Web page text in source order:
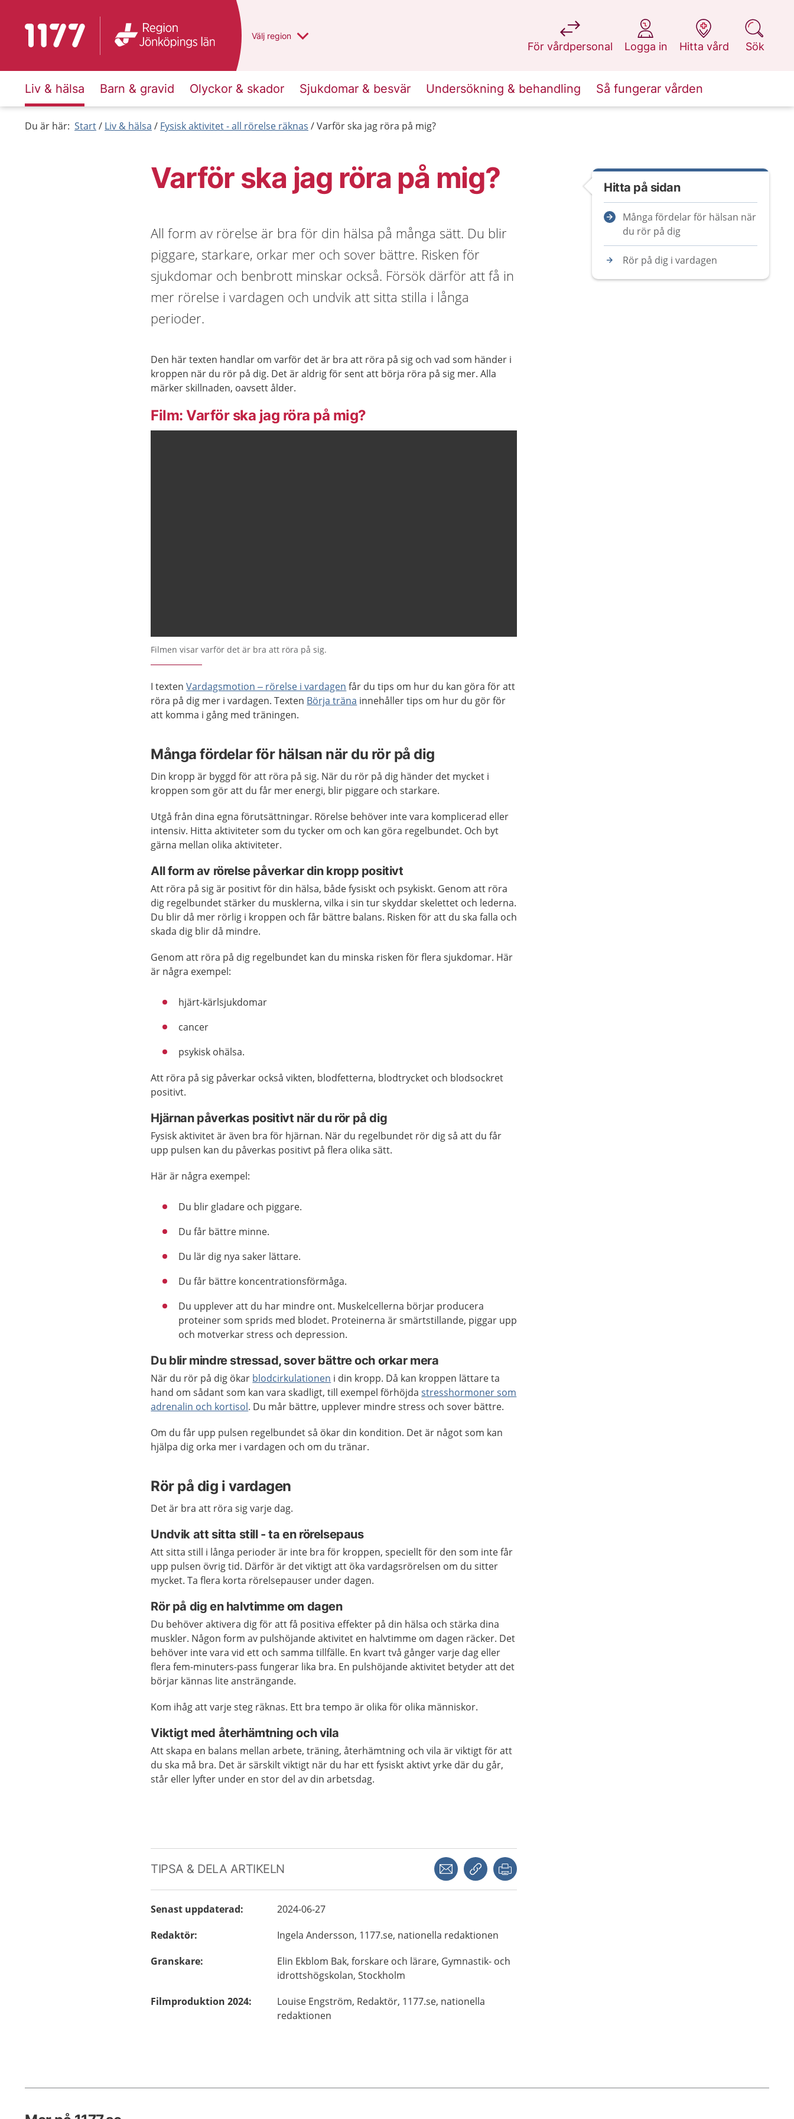
Till startsidan för 1177 Du har valt region
Välj en annan
region
För vårdpersonal
på 1177.se
Logga in
på 1177.se
Hitta vård
på 1177.se
Sök
på 1177.se
Liv & hälsa Barn & gravid Olyckor & skador Sjukdomar & besvär Undersökning & behandling Så fungerar vården
Du är här: Start Liv & hälsa Fysisk aktivitet - all rörelse räknas Varför ska jag röra på mig?
Varför ska jag röra på mig?
All form av rörelse är bra för din hälsa på många sätt. Du blir
piggare, starkare, orkar mer och sover bättre. Risken för
sjukdomar och benbrott minskar också. Försök därför att få in
mer rörelse i vardagen och undvik att sitta stilla i långa
perioder.
Den här texten handlar om varför det är bra att röra på sig och vad som händer i
kroppen när du rör på dig. Det är aldrig för sent att börja röra på sig mer. Alla
märker skillnaden, oavsett ålder.
Film: Varför ska jag röra på mig?
Filmen visar varför det är bra att röra på sig.
I textenVardagsmotion – rörelse i vardagen får du tips om hur du kan göra för att
röra på dig mer i vardagen. Texten Börja träna innehåller tips om hur du gör för
att komma i gång med träningen.
Många fördelar för hälsan när du rör på dig
Din kropp är byggd för att röra på sig. När du rör på dig händer det mycket i
kroppen som gör att du får mer energi, blir piggare och starkare.
Utgå från dina egna förutsättningar. Rörelse behöver inte vara komplicerad eller
intensiv. Hitta aktiviteter som du tycker om och kan göra regelbundet. Och byt
gärna mellan olika aktiviteter.
All form av rörelse påverkar din kropp positivt
Att röra på sig är positivt för din hälsa, både fysiskt och psykiskt. Genom att röra
dig regelbundet stärker du musklerna, vilka i sin tur skyddar skelettet och lederna.
Du blir då mer rörlig i kroppen och får bättre balans. Risken för att du ska falla och
skada dig blir då mindre.
Genom att röra på dig regelbundet kan du minska risken för flera sjukdomar. Här
är några exempel:
hjärt-kärlsjukdomar
cancer
psykisk ohälsa.
Att röra på sig påverkar också vikten, blodfetterna, blodtrycket och blodsockret
positivt.
Hjärnan påverkas positivt när du rör på dig
Fysisk aktivitet är även bra för hjärnan. När du regelbundet rör dig så att du får
upp pulsen kan du påverkas positivt på flera olika sätt.
Här är några exempel:
Du blir gladare och piggare.
Du får bättre minne.
Du lär dig nya saker lättare.
Du får bättre koncentrationsförmåga.
Du upplever att du har mindre ont. Muskelcellerna börjar producera
proteiner som sprids med blodet. Proteinerna är smärtstillande, piggar upp
och motverkar stress och depression.
Du blir mindre stressad, sover bättre och orkar mera
När du rör på dig ökar blodcirkulationen i din kropp. Då kan kroppen lättare ta
hand om sådant som kan vara skadligt, till exempel förhöjdastresshormoner som
adrenalin och kortisol. Du mår bättre, upplever mindre stress och sover bättre.
Om du får upp pulsen regelbundet så ökar din kondition. Det är något som kan
hjälpa dig orka mer i vardagen och om du tränar.
Rör på dig i vardagen
Det är bra att röra sig varje dag.
Undvik att sitta still - ta en rörelsepaus
Att sitta still i långa perioder är inte bra för kroppen, speciellt för den som inte får
upp pulsen övrig tid. Därför är det viktigt att öka vardagsrörelsen om du sitter
mycket. Ta flera korta rörelsepauser under dagen.
Rör på dig en halvtimme om dagen
Du behöver aktivera dig för att få positiva effekter på din hälsa och stärka dina
muskler. Någon form av pulshöjande aktivitet en halvtimme om dagen räcker. Det
behöver inte vara vid ett och samma tillfälle. En kvart två gånger varje dag eller
flera fem-minuters-pass fungerar lika bra. En pulshöjande aktivitet betyder att det
börjar kännas lite ansträngande.
Kom ihåg att varje steg räknas. Ett bra tempo är olika för olika människor.
Viktigt med återhämtning och vila
Att skapa en balans mellan arbete, träning, återhämtning och vila är viktigt för att
du ska må bra. Det är särskilt viktigt när du har ett fysiskt aktivt yrke där du går,
står eller lyfter under en stor del av din arbetsdag.
TIPSA & DELA ARTIKELN Dela via mejlKopiera länk
Senast uppdaterad:
2024-06-27
Redaktör: Ingela Andersson, 1177.se, nationella redaktionen
Granskare: Elin Ekblom Bak, forskare och lärare, Gymnastik- och
idrottshögskolan, Stockholm
Filmproduktion 2024: Louise Engström, Redaktör, 1177.se, nationella
redaktionen
Hitta på sidan
Många fördelar för hälsan när
du rör på dig
Rör på dig i vardagen